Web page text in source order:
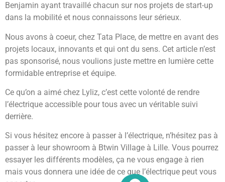
Benjamin ayant travaillé chacun sur nos projets de start-up
dans la mobilité et nous connaissons leur sérieux.
Nous avons à coeur, chez Tata Place, de mettre en avant des
projets locaux, innovants et qui ont du sens. Cet article n’est
pas sponsorisé, nous voulions juste mettre en lumière cette
formidable entreprise et équipe.
Ce qu’on a aimé chez Lyliz, c’est cette volonté de rendre
l’électrique accessible pour tous avec un véritable suivi
derrière.
Si vous hésitez encore à passer à l’électrique, n’hésitez pas à
passer à leur showroom à Btwin Village à Lille. Vous pourrez
essayer les différents modèles, ça ne vous engage à rien
mais vous donnera une idée de ce que l’électrique peut vous